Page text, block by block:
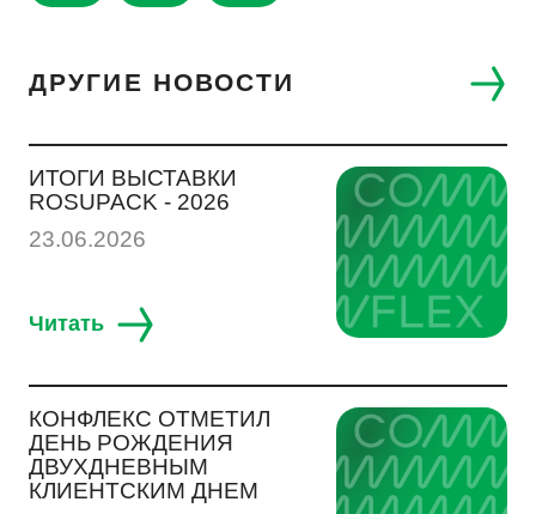
ДРУГИЕ НОВОСТИ
ИТОГИ ВЫСТАВКИ
ROSUPACK - 2026
23.06.2026
Читать
КОНФЛЕКС ОТМЕТИЛ
ДЕНЬ РОЖДЕНИЯ
ДВУХДНЕВНЫМ
КЛИЕНТСКИМ ДНЕМ